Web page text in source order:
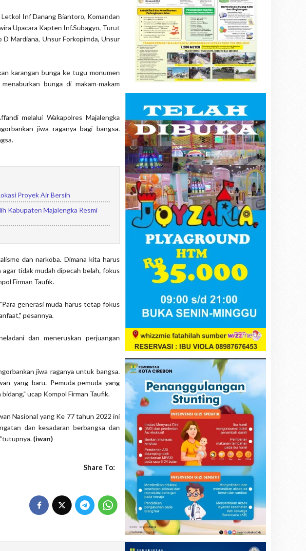
Inf Danang Biantoro, Komandan
Upacara Kapten Inf.Subagyo, Turut
Mardiana, Unsur Forkopimda, Unsur
karangan bunga ke tugu monumen
bunga di makam-makam
melalui Wakapolres Majalengka
jiwa raganya bagi bangsa.
Proyek Air Bersih
Kabupaten Majalengka Resmi
dan narkoba. Dimana kita harus
tidak mudah dipecah belah, fokus
Firman Taufik.
generasi muda harus tetap fokus
pesannya.
dan meneruskan perjuangan
jiwa raganya untuk bangsa.
yang baru. Pemuda-pemuda yang
ucap Kompol Firman Taufik.
Nasional yang Ke 77 tahun 2022 ini
dan kesadaran berbangsa dan
(iwan)
Share To: